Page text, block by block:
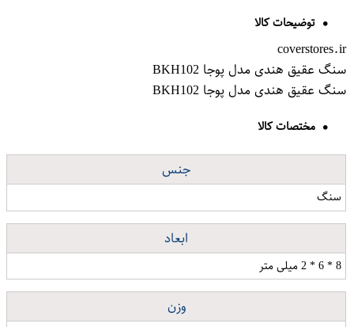
توضیحات کالا
coverstores.ir
سنگ عقیق هندی مدل پوجا BKH102
سنگ عقیق هندی مدل پوجا BKH102
مختصات کالا
جنس
سنگ
ابعاد
8 * 6 * 2 میلی متر
وزن